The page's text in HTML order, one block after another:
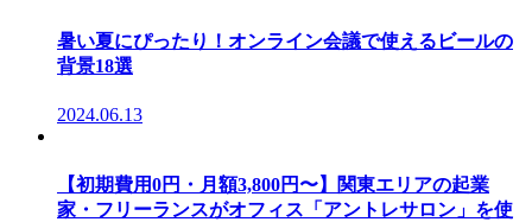
暑い夏にぴったり！オンライン会議で使えるビールの
背景18選
2024.06.13
【初期費用0円・月額3,800円〜】関東エリアの起業
家・フリーランスがオフィス「アントレサロン」を使